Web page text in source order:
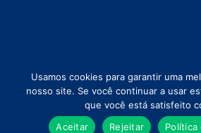
Todos os direitos reservados
Usamos cookies para garantir uma
nosso site. Se você continuar a usar
que você está satisfeito
Aceitar
Rejeitar Política